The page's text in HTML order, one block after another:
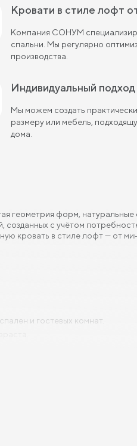
кровати в стиле лофт
Компания СОНУМ
спальни. Мы регулярно
производства.
Индивидуальный подход
Мы можем создать
размеру или мебель,
дома.
геометрия форм,
созданных с учётом
кровать в стиле лофт — от
и гостевых комнат.